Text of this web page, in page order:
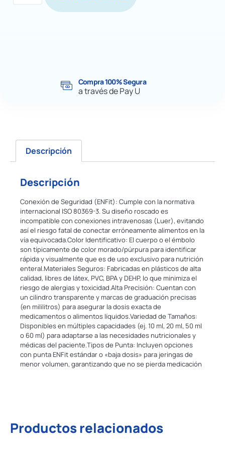
Compra 100% Segura
a través de Pay U
Descripción
Descripción
Conexión de Seguridad (ENFit): Cumple con la normativa
internacional ISO 80369-3. Su diseño roscado es
incompatible con conexiones intravenosas (Luer), evitando
así el riesgo fatal de conectar erróneamente alimentos en la
vía equivocada.Color Identificativo: El cuerpo o el émbolo
son típicamente de color morado/púrpura para identificar
rápida y visualmente que es de uso exclusivo para nutrición
enteral.Materiales Seguros: Fabricadas en plásticos de alta
calidad, libres de látex, PVC, BPA y DEHP, lo que minimiza el
riesgo de alergias y toxicidad.Alta Precisión: Cuentan con
un cilindro transparente y marcas de graduación precisas
(en mililitros) para asegurar la dosis exacta de
medicamentos o alimentos líquidos.Variedad de Tamaños:
Disponibles en múltiples capacidades (ej. 10 ml, 20 ml, 50 ml
o 60 ml) para adaptarse a las necesidades nutricionales y
médicas del paciente.Tipos de Punta: Incluyen opciones
con punta ENFit estándar o «baja dosis» para jeringas de
menor volumen, garantizando que no se pierda medicación
Productos relacionados